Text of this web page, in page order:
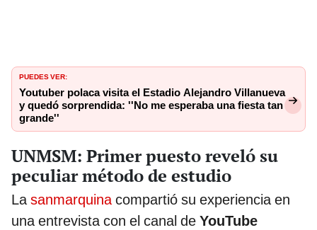
PUEDES VER:
Youtuber polaca visita el Estadio Alejandro Villanueva
y quedó sorprendida: ''No me esperaba una fiesta tan
grande''
UNMSM: Primer puesto reveló su
peculiar método de estudio
Lasanmarquinacompartió su experiencia en
una entrevista con el canal de YouTube